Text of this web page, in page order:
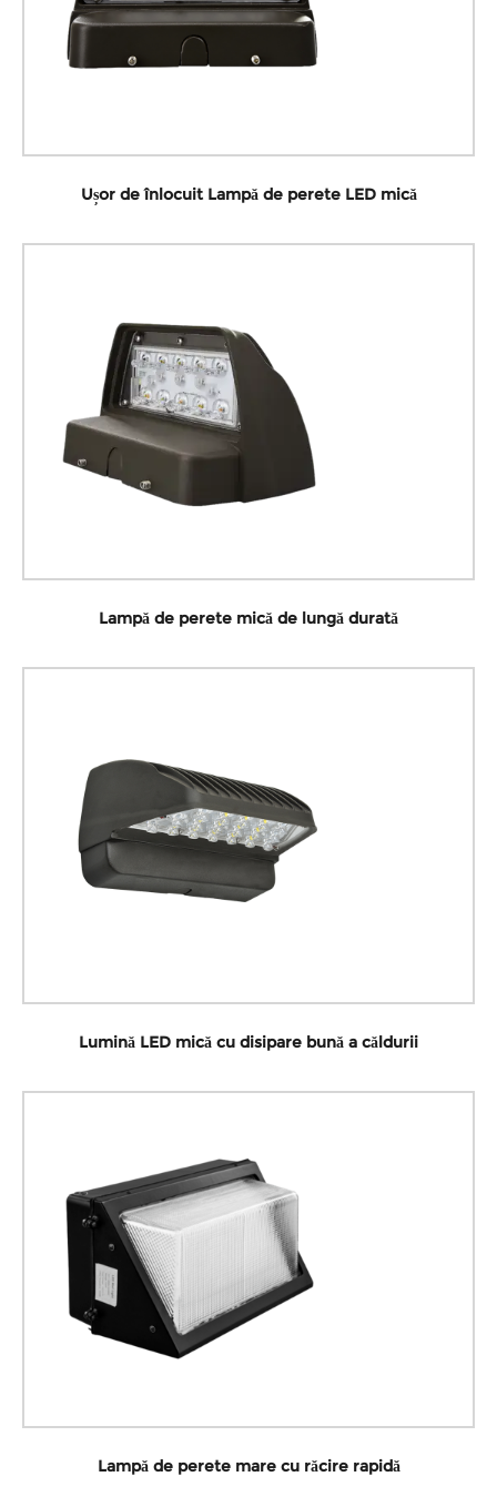
Ușor de înlocuit Lampă de perete LED mică
Lampă de perete mică de lungă durată
Lumină LED mică cu disipare bună a căldurii
Lampă de perete mare cu răcire rapidă